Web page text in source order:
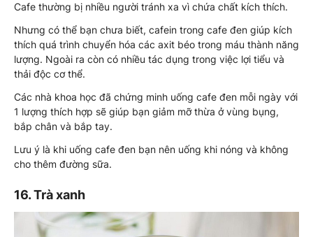
Cafe thường bị nhiều người tránh xa vì chứa chất kích thích.
Nhưng có thể bạn chưa biết, cafein trong cafe đen giúp kích
thích quá trình chuyển hóa các axit béo trong máu thành năng
lượng. Ngoài ra còn có nhiều tác dụng trong việc lợi tiểu và
thải độc cơ thể.
Các nhà khoa học đã chứng minh uống cafe đen mỗi ngày với
1 lượng thích hợp sẽ giúp bạn giảm mỡ thừa ở vùng bụng,
bắp chân và bắp tay.
Lưu ý là khi uống cafe đen bạn nên uống khi nóng và không
cho thêm đường sữa.
16. Trà xanh